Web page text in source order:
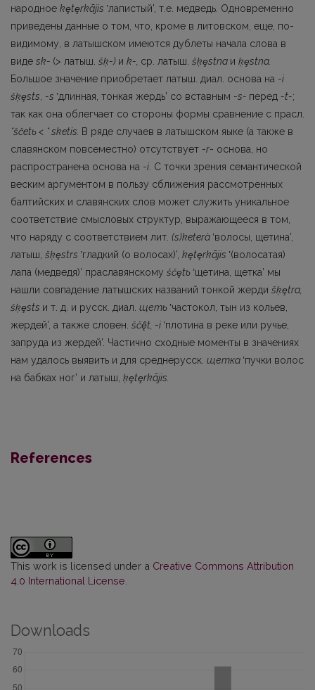
народное kȩtȩrkãjis ʽлапистый’, т.е. медведь. Одновременно
приведены данные о том, что, кроме в литовском, еще, по-
видимому, в латышском имеются дублеты начала слова в
виде sk- (> латыш. šķ-) и k-, ср. латыш. šķȩstna и ķȩstna.
Большое значение приобретает латыш. диал. основа на -i
šķȩsts -s ʽдлинная, тонкая жердь’ со вставным -s- перед -t-;
так как она облегчает со стороны формы сравнение с прасл.
*ščetь < * sketis. В ряде случаев в латышском яыке (а также в
славянском повсеместно) отсутствует -r- основа, но
распространена основа на -i . С точки зрения семантической
веским аргументом в пользу сближения рассмотренных
балтийских и славянских слов может служить уникальное
соответствие смысловых структур, выражающееся в том,
что наряду с соответствием лит. (s)keterà ʽволосы, щетина’,
латыш, šķȩstrs ʽгладкий (о волосах)’, kȩtȩrkãjis ʽ(волосатая)
лапа (медведя)’ праславянскому ščȩtь ʽщети­на, щетка’ мы
нашли совпадение латышских названий тонкой жерди šķȩtra,
šķȩsts и т. д. и русск. диал. щеть ʽчастокол, тын из кольев,
жердей’, а также словен. ščę̂t, -i ʽплотина в реке или ручье,
запруда из жердей’. Частично сходные моменты в значениях
нам удалось вы­явить и для среднерусск. щетка ʽпучки волос
на бабках ног’ и латыш, ķȩtȩrkãjis.
References
This work is licensed under a Creative Commons Attribution
4.0 International License
Downloads